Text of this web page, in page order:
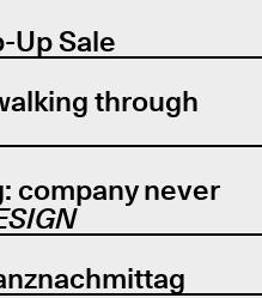
Up Sale
through
company never